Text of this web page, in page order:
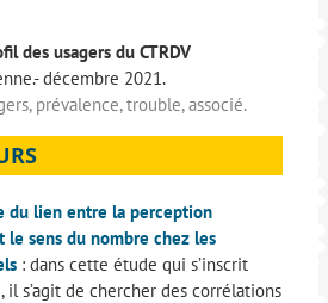
des usagers du CTRDV
décembre 2021.
prévalence, trouble, associé.
du lien entre la perception
le sens du nombre chez les
: dans cette étude qui s’inscrit
il s’agit de chercher des corrélations